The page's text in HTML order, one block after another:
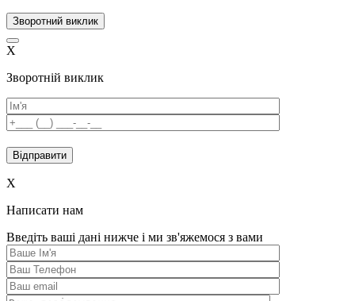
Зворотний виклик
X
Зворотній виклик
leave
this
field
X
Написати нам
Введіть ваші дані нижче і ми зв'яжемося з вами